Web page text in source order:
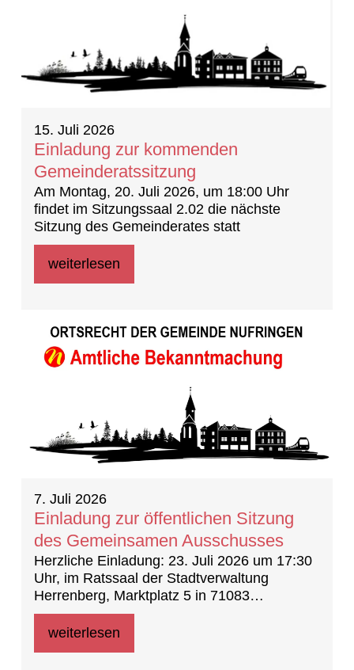
15. Juli 2026
Einladung zur kommenden
Gemeinderatssitzung
Am Montag, 20. Juli 2026, um 18:00 Uhr
findet im Sitzungssaal 2.02 die nächste
Sitzung des Gemeinderates statt
weiterlesen
7. Juli 2026
Einladung zur öffentlichen Sitzung
des Gemeinsamen Ausschusses
Herzliche Einladung: 23. Juli 2026 um 17:30
Uhr, im Ratssaal der Stadtverwaltung
Herrenberg, Marktplatz 5 in 71083
Herrenberg
weiterlesen